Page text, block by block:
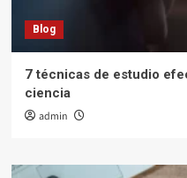
Blog
7 técnicas de estudio
ciencia
admin